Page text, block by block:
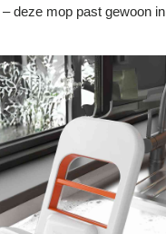
deze mop past gewoon